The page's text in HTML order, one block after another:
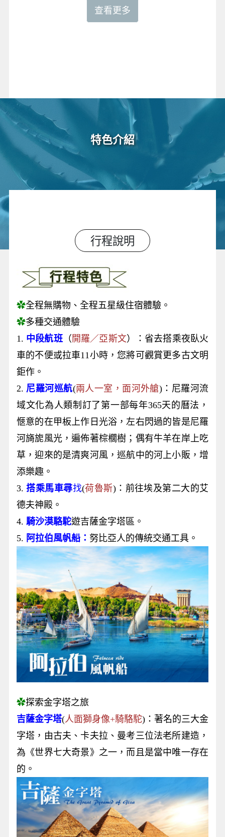
特色介紹
行程說明
✿全程無購物、全程五星級住宿體驗。
✿多種交通體驗
1. 中段航班（ 開羅／亞斯文）：省去搭乘夜臥火
車的不便或拉車11小時，您將可觀賞更多古文明
鉅作。
2. 尼羅河巡航(兩人一室，面河外艙)：尼羅河流
域文化為人類制訂了第一部每年365天的曆法，
愜意的在甲板上作日光浴，左右閃過的皆是尼羅
河旖旎風光，遍佈著棕櫚樹；偶有牛羊在岸上吃
草，迎來的是清爽河風，巡航中的河上小販，增
添樂趣。
3. 搭乘馬車尋找(荷魯斯)：前往埃及第二大的艾
德夫神殿。
4. 騎沙漠駱駝遊吉薩金字塔區。
5. 阿拉伯風帆船： 努比亞人的傳統交通工具。
✿探索金字塔之旅
吉薩金字塔(人面獅身像+騎駱駝)：著名的三大金
字塔，由古夫、卡夫拉、曼考三位法老所建造，
為《世界七大奇景》之一，而且是當中唯一存在
的。
查看更多